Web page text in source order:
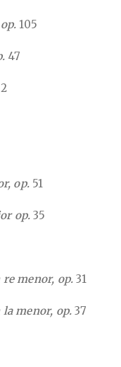
105
47
op. 51
op. 35
menor, op. 31
menor, op. 37